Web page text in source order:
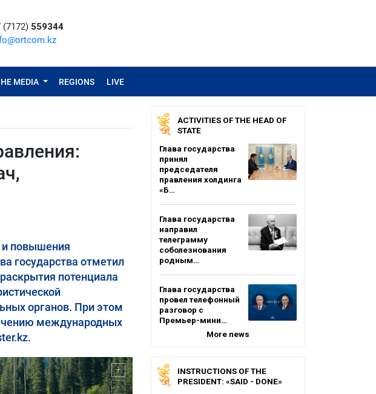
(7172) 559344
MEDIA REGIONS LIVE
и повышения
государства отметил
потенциала
органов. При этом
международных
ACTIVITIES OF THE HEAD OF
STATE
Глава государства
принял
председателя
правления холдинга
«Б…
Глава государства
направил
телеграмму
соболезнования
родным…
Глава государства
провел телефонный
разговор с
Премьер-мини…
More news
INSTRUCTIONS OF THE
PRESIDENT: «SAID - DONE»